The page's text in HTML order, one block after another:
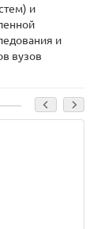
и
и
вузов